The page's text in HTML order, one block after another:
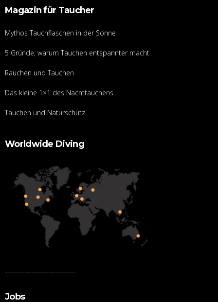
Magazin für Taucher
Mythos Tauchflaschen in der Sonne
5 Gründe, warum Tauchen entspannter macht
Rauchen und Tauchen
Das kleine 1×1 des Nachttauchens
Tauchen und Naturschutz
Worldwide Diving
-----------------------------
Jobs